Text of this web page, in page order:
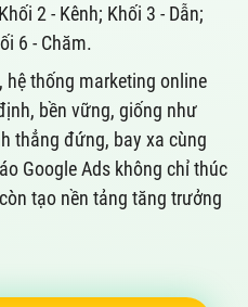
2 - Kênh; Khối 3 - Dẫn;
6 - Chăm.
thống marketing online
bền vững, giống như
thẳng đứng, bay xa cùng
Google Ads không chỉ thúc
tạo nền tảng tăng trưởng